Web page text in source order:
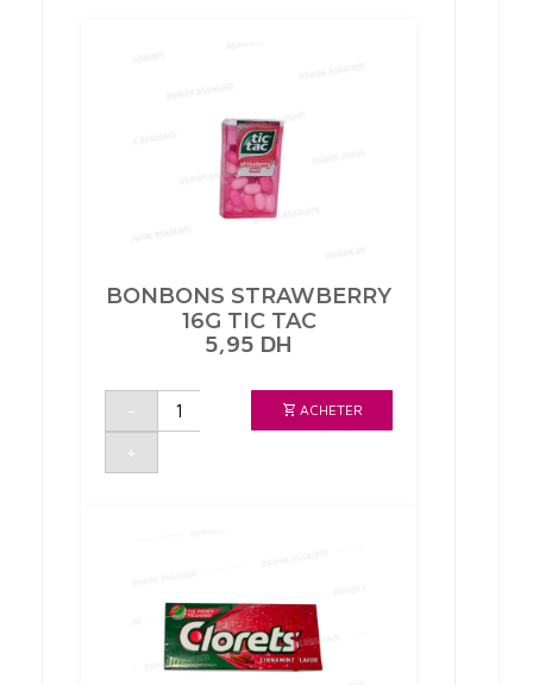
BONBONS STRAWBERRY
16G TIC TAC
5,95 DH
-
quantité
BONBONS
TIC
+
ACHETER